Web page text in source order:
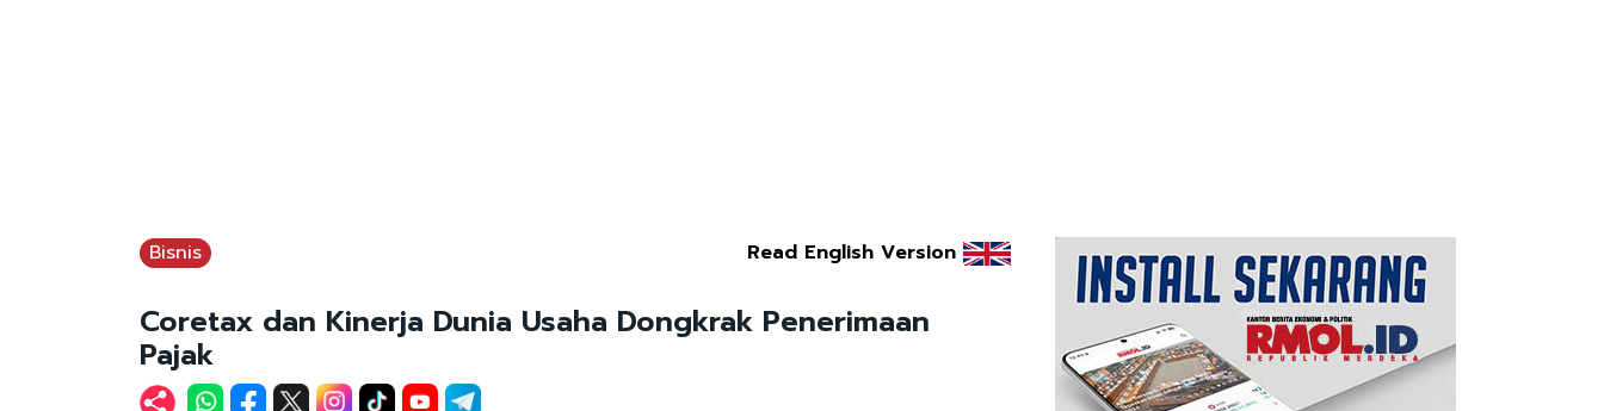
Bisnis Read English Version
Coretax dan Kinerja Dunia Usaha Dongkrak Penerimaan
Pajak